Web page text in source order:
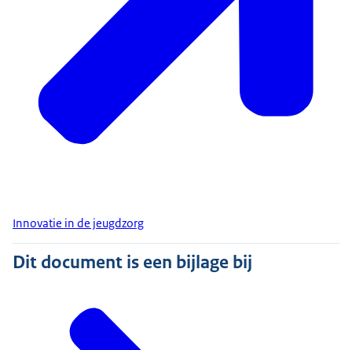
Innovatie in de jeugdzorg
Dit document is een bijlage bij